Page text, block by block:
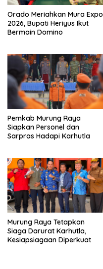
Orado Meriahkan Mura Expo
2026, Bupati Heriyus Ikut
Bermain Domino
Pemkab Murung Raya
Siapkan Personel dan
Sarpras Hadapi Karhutla
Murung Raya Tetapkan
Siaga Darurat Karhutla,
Kesiapsiagaan Diperkuat